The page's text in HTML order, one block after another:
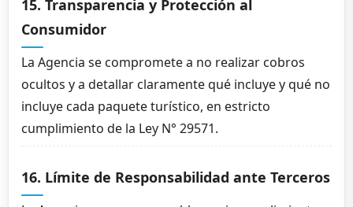
15. Transparencia y Protección al
Consumidor
La Agencia se compromete a no realizar cobros
ocultos y a detallar claramente qué incluye y qué no
incluye cada paquete turístico, en estricto
cumplimiento de la Ley N° 29571.
16. Límite de Responsabilidad ante Terceros